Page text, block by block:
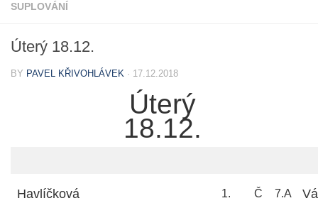
SUPLOVÁNÍ
Úterý 18.12.
BY PAVEL KŘIVOHLÁVEK · 17.12.2018
Úterý
18.12.
Havlíčková 1. Č 7.A